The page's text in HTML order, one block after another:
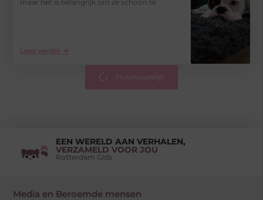
maar het is belangrijk om ze schoon te
Lees verder ➜
Huishoudelijk
EEN WERELD AAN VERHALEN,
VERZAMELD VOOR JOU
Rotterdam Gids
Media en Beroemde mensen